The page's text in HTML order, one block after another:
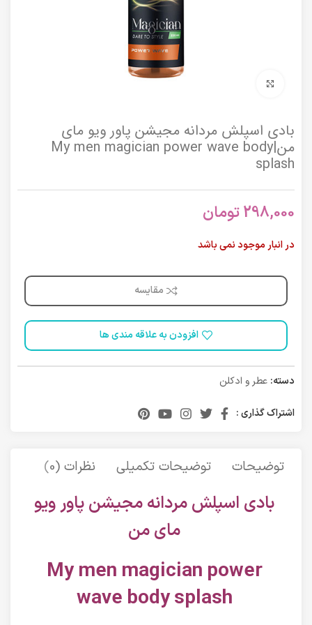
بادی اسپلش مردانه مجیشن پاور ویو مای
من|My men magician power wave body
splash
298,000تومان
در انبار موجود نمی باشد
مقایسه
افزودن به علاقه مندی ها
دسته: عطر و ادکلن
اشتراک گذاری :
توضیحات توضیحات تکمیلی نظرات (0)
بادی اسپلش مردانه مجیشن پاور ویو
مای من
My men magician power
wave body splash